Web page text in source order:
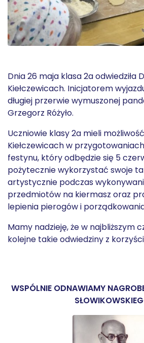
Dnia 26 maja klasa 2a odwiedziła
Kiełczewicach. Inicjatorem
długiej przerwie wymuszonej
Grzegorz Różyło.
Uczniowie klasy 2a mieli
Kiełczewicach w
festynu, który odbędzie się 5
pożytecznie wykorzystać swoje
artystycznie podczas
przedmiotów na kiermasz oraz
lepienia pierogów i
Mamy nadzieję, że w najbliższym
kolejne takie odwiedziny z
WSPÓLNIE ODNAWIAMY